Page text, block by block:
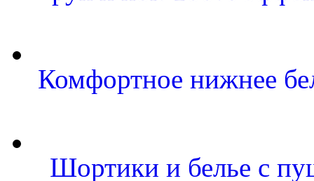
Комфортное нижнее
Шортики и белье с